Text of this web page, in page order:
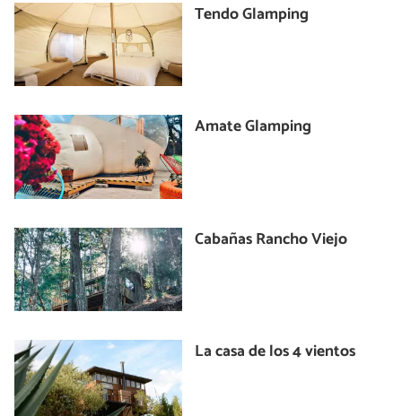
Tendo Glamping
Amate Glamping
Cabañas Rancho Viejo
La casa de los 4 vientos